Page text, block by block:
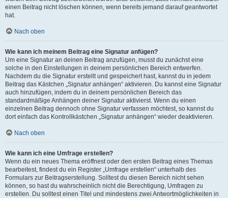
einen Beitrag nicht löschen können, wenn bereits jemand darauf geantwortet
hat.
Nach oben
Wie kann ich meinem Beitrag eine Signatur anfügen?
Um eine Signatur an deinen Beitrag anzufügen, musst du zunächst eine
solche in den Einstellungen in deinem persönlichen Bereich entwerfen.
Nachdem du die Signatur erstellt und gespeichert hast, kannst du in jedem
Beitrag das Kästchen „Signatur anhängen“ aktivieren. Du kannst eine Signatur
auch hinzufügen, indem du in deinem persönlichen Bereich das
standardmäßige Anhängen deiner Signatur aktivierst. Wenn du einen
einzelnen Beitrag dennoch ohne Signatur verfassen möchtest, so kannst du
dort einfach das Kontrollkästchen „Signatur anhängen“ wieder deaktivieren.
Nach oben
Wie kann ich eine Umfrage erstellen?
Wenn du ein neues Thema eröffnest oder den ersten Beitrag eines Themas
bearbeitest, findest du ein Register „Umfrage erstellen“ unterhalb des
Formulars zur Beitragserstellung. Solltest du diesen Bereich nicht sehen
können, so hast du wahrscheinlich nicht die Berechtigung, Umfragen zu
erstellen. Du solltest einen Titel und mindestens zwei Antwortmöglichkeiten in